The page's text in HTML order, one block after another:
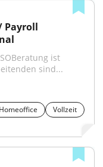
Payroll
ist
sind...
Homeoffice
Vollzeit